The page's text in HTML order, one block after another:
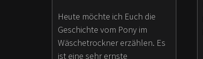
Heute möchte ich Euch die
Geschichte vom Pony im
Wäschetrockner erzählen. Es
ist eine sehr ernste